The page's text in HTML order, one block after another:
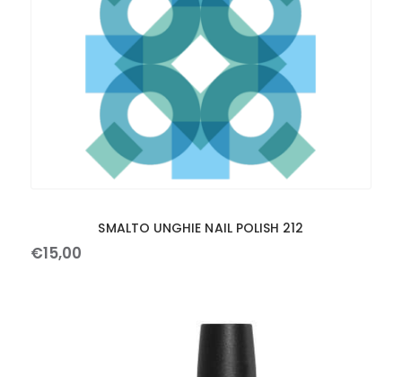
SMALTO UNGHIE NAIL POLISH 212
€15,00